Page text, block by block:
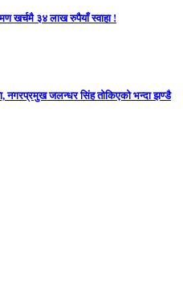
खर्चमै ३४ लाख रुपैयाँ स्वाहा !
नगरप्रमुख जलन्धर सिंह तोकिएको भन्दा झण्डै